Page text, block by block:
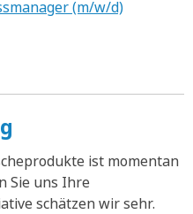
(m/w/d)
ist momentan
Sie uns Ihre
schätzen wir sehr.